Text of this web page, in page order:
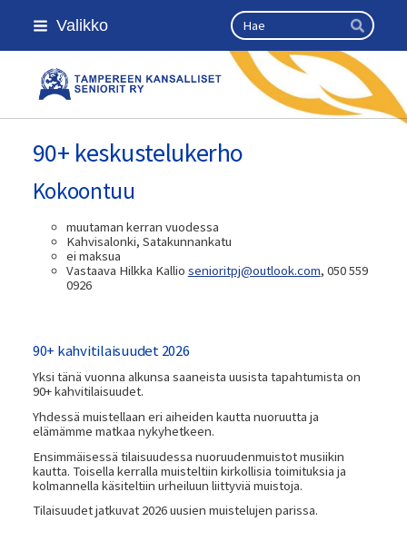
Siirry
sivun
Valikko Haku
Hae
Kansallinen senioriliitto
90+ keskustelukerho
Kokoontuu
muutaman kerran vuodessa
Kahvisalonki, Satakunnankatu
ei maksua
Vastaava Hilkka Kallio senioritpj@outlook.com, 050 559
0926
90+ kahvitilaisuudet 2026
Yksi tänä vuonna alkunsa saaneista uusista tapahtumista on
90+ kahvitilaisuudet.
Yhdessä muistellaan eri aiheiden kautta nuoruutta ja
elämämme matkaa nykyhetkeen.
Ensimmäisessä tilaisuudessa nuoruudenmuistot musiikin
kautta. Toisella kerralla muisteltiin kirkollisia toimituksia ja
kolmannella käsiteltiin urheiluun liittyviä muistoja.
Tilaisuudet jatkuvat 2026 uusien muistelujen parissa.